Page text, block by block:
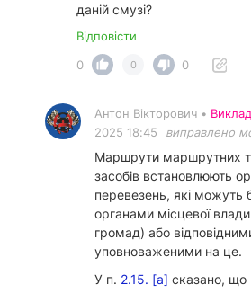
даній смузі?
Відповісти
0
0 0
Антон Вікторович •
2025 18:45
виправлено
Маршрути маршрутних
засобів встановлюють
перевезень, які можуть
органами місцевої
громад) або
уповноваженими на це.
У п. 2.15. [а] сказано, що